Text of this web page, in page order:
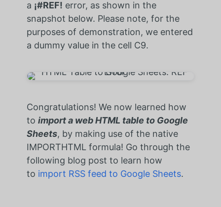
a ¡#REF! error, as shown in the
snapshot below. Please note, for the
purposes of demonstration, we entered
a dummy value in the cell C9.
Congratulations! We now learned how
to import a web HTML table to Google
Sheets, by making use of the native
IMPORTHTML formula! Go through the
following blog post to learn how
to import RSS feed to Google Sheets.